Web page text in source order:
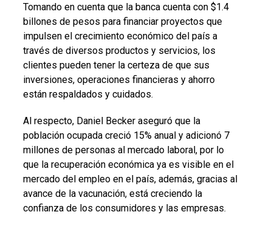
Tomando en cuenta que la banca cuenta con $1.4
billones de pesos para financiar proyectos que
impulsen el crecimiento económico del país a
través de diversos productos y servicios, los
clientes pueden tener la certeza de que sus
inversiones, operaciones financieras y ahorro
están respaldados y cuidados.
Al respecto, Daniel Becker aseguró que la
población ocupada creció 15% anual y adicionó 7
millones de personas al mercado laboral, por lo
que la recuperación económica ya es visible en el
mercado del empleo en el país, además, gracias al
avance de la vacunación, está creciendo la
confianza de los consumidores y las empresas.